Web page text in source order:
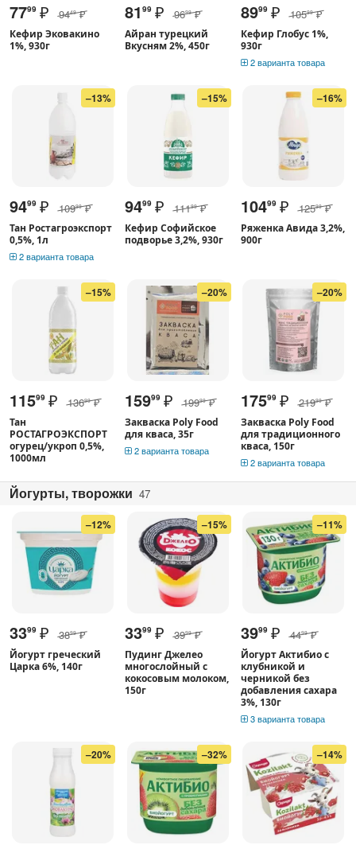
7799 ₽ 9449 ₽
Кефир Эковакино
1%, 930г
8199 ₽ 9699 ₽
Айран турецкий
Вкусням 2%, 450г
8999 ₽ 10599 ₽
Кефир Глобус 1%,
930г
2 варианта товара
–13%
9499 ₽ 10999 ₽
Тан Ростагроэкспорт
0,5%, 1л
2 варианта товара
–15%
9499 ₽ 11199 ₽
Кефир Софийское
подворье 3,2%, 930г
–16%
10499 ₽ 12599 ₽
Ряженка Авида 3,2%,
900г
–15%
11599 ₽ 13699 ₽
Тан
РОСТАГРОЭКСПОРТ
огурец/укроп 0,5%,
1000мл
–20%
15999 ₽ 19999 ₽
Закваска Poly Food
для кваса, 35г
2 варианта товара
–20%
17599 ₽ 21999 ₽
Закваска Poly Food
для традиционного
кваса, 150г
2 варианта товара
Йогурты, творожки 47
–12%
3399 ₽ 3899 ₽
Йогурт греческий
Царка 6%, 140г
–15%
3399 ₽ 3999 ₽
Пудинг Джелео
многослойный с
кокосовым молоком,
150г
–11%
3999 ₽ 4499 ₽
Йогурт Актибио с
клубникой и
черникой без
добавления сахара
3%, 130г
3 варианта товара
–20% –32% –14%